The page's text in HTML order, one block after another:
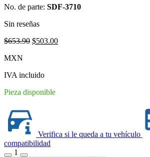
No. de parte: SDF-3710
Sin reseñas
$653.90 Original
$503.00Current
MXN
IVA incluido
Pieza disponible
Verifica si le queda a tu vehículo
compatibilidad
1